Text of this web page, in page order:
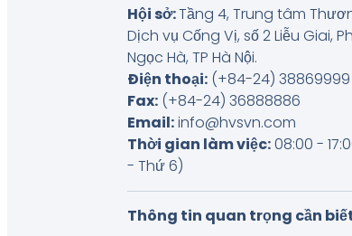
Hội sở:Tầng 4, Trung tâm
Dịch vụ Cống Vị, số 2 Liễu Giai,
Ngọc Hà, TP Hà Nội.
Điện thoại:(+84-24) 38869999
Fax:(+84-24) 36888886
Email:info@hvsvn.com
Thời gian làm việc:08:00 -
- Thứ 6)
Thông tin quan trọng cần